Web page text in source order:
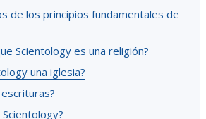
de los principios fundamentales de
Scientology es una religión?
una iglesia?